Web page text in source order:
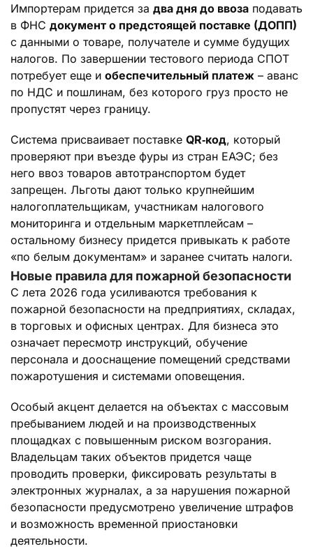
Импортерам придется за два дня до ввоза подавать
в ФНС документ о предстоящей поставке (ДОПП)
с данными о товаре, получателе и сумме будущих
налогов. По завершении тестового периода СПОТ
потребует еще и обеспечительный платеж – аванс
по НДС и пошлинам, без которого груз просто не
пропустят через границу.
Система присваивает поставке QR‑код, который
проверяют при въезде фуры из стран ЕАЭС; без
него ввоз товаров автотранспортом будет
запрещен. Льготы дают только крупнейшим
налогоплательщикам, участникам налогового
мониторинга и отдельным маркетплейсам –
остальному бизнесу придется привыкать к работе
«по белым документам» и заранее считать налоги.
Новые правила для пожарной безопасности
С лета 2026 года усиливаются требования к
пожарной безопасности на предприятиях, складах,
в торговых и офисных центрах. Для бизнеса это
означает пересмотр инструкций, обучение
персонала и дооснащение помещений средствами
пожаротушения и системами оповещения.
Особый акцент делается на объектах с массовым
пребыванием людей и на производственных
площадках с повышенным риском возгорания.
Владельцам таких объектов придется чаще
проводить проверки, фиксировать результаты в
электронных журналах, а за нарушения пожарной
безопасности предусмотрено увеличение штрафов
и возможность временной приостановки
деятельности.